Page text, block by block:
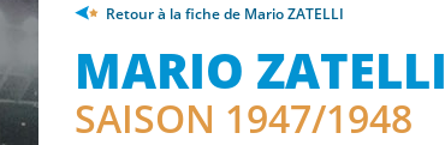
Retour à la fiche de Mario ZATELLI
MARIO ZATELLI
SAISON 1947/1948